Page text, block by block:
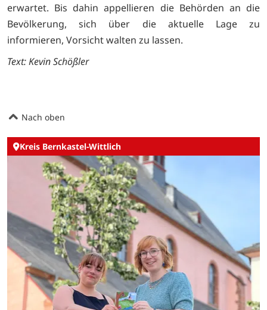
erwartet. Bis dahin appellieren die Behörden an die
Bevölkerung, sich über die aktuelle Lage zu
informieren, Vorsicht walten zu lassen.
Text: Kevin Schößler
Nach oben
Kreis Bernkastel-Wittlich